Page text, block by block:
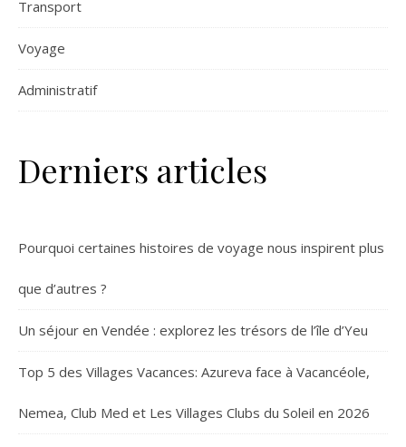
Transport
Voyage
Administratif
Derniers articles
Pourquoi certaines histoires de voyage nous inspirent plus
que d’autres ?
Un séjour en Vendée : explorez les trésors de l’île d’Yeu
Top 5 des Villages Vacances: Azureva face à Vacancéole,
Nemea, Club Med et Les Villages Clubs du Soleil en 2026